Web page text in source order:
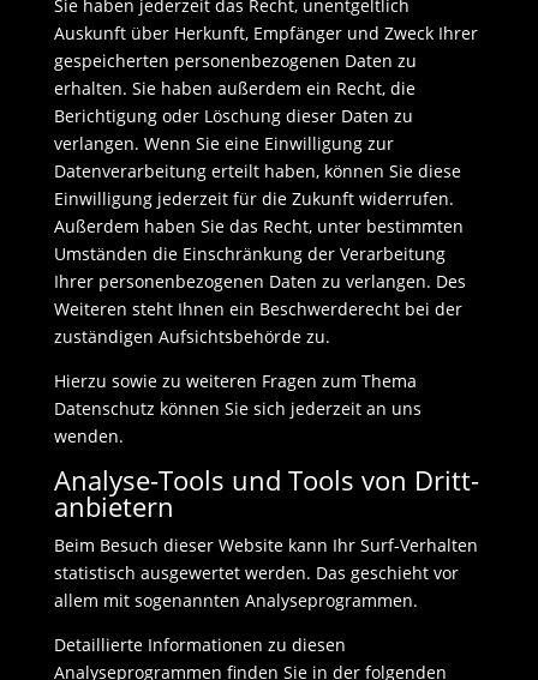
Sie haben jederzeit das Recht, unentgeltlich
Auskunft über Herkunft, Empfänger und Zweck Ihrer
gespeicherten personenbezogenen Daten zu
erhalten. Sie haben außerdem ein Recht, die
Berichtigung oder Löschung dieser Daten zu
verlangen. Wenn Sie eine Einwilligung zur
Datenverarbeitung erteilt haben, können Sie diese
Einwilligung jederzeit für die Zukunft widerrufen.
Außerdem haben Sie das Recht, unter bestimmten
Umständen die Einschränkung der Verarbeitung
Ihrer personenbezogenen Daten zu verlangen. Des
Weiteren steht Ihnen ein Beschwerderecht bei der
zuständigen Aufsichtsbehörde zu.
Hierzu sowie zu weiteren Fragen zum Thema
Datenschutz können Sie sich jederzeit an uns
wenden.
Analyse-Tools und Tools von Dritt­
anbietern
Beim Besuch dieser Website kann Ihr Surf-Verhalten
statistisch ausgewertet werden. Das geschieht vor
allem mit sogenannten Analyseprogrammen.
Detaillierte Informationen zu diesen
Analyseprogrammen finden Sie in der folgenden